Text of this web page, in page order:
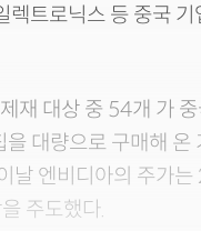
렉트로닉스 등 중국
재 대상 중 54개 가
대량으로 구매해 온
날 엔비디아의 주가
주도했다.